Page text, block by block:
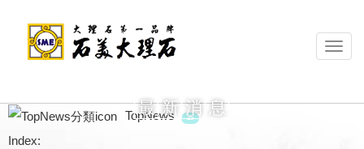
最 新 消 息
TopNews 25
Index: